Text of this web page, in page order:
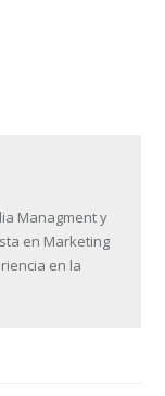
Managment y
en Marketing
en la